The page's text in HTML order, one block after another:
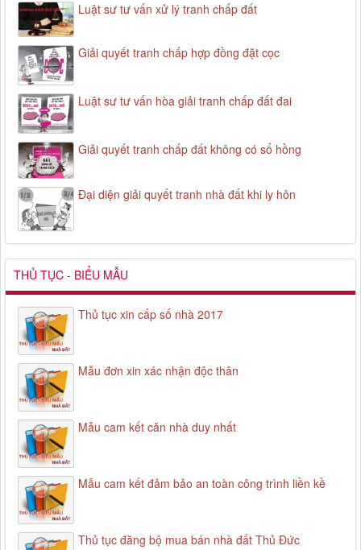
Luật sư tư vấn xử lý tranh chấp đất
Giải quyết tranh chấp hợp đồng đặt cọc
Luật sư tư vấn hòa giải tranh chấp đất đai
Giải quyết tranh chấp đất không có sổ hồng
Đại diện giải quyết tranh nhà đất khi ly hôn
THỦ TỤC - BIỂU MẪU
Thủ tục xin cấp số nhà 2017
Mẫu đơn xin xác nhận độc thân
Mẫu cam kết căn nhà duy nhất
Mẫu cam kết đảm bảo an toàn công trình liền kề
Thủ tục đăng bộ mua bán nhà đất Thủ Đức